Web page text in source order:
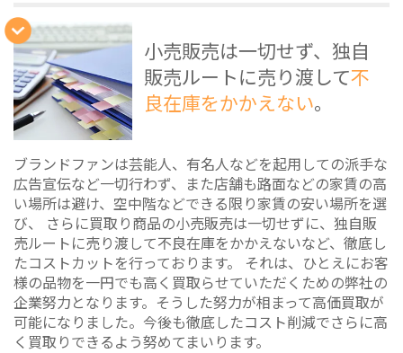
小売販売は一切せず、独自
販売ルートに売り渡して不
良在庫をかかえない。
ブランドファンは芸能人、有名人などを起用しての派手な
広告宣伝など一切行わず、また店舗も路面などの家賃の高
い場所は避け、空中階などできる限り家賃の安い場所を選
び、 さらに買取り商品の小売販売は一切せずに、独自販
売ルートに売り渡して不良在庫をかかえないなど、徹底し
たコストカットを行っております。 それは、ひとえにお客
様の品物を一円でも高く買取らせていただくための弊社の
企業努力となります。そうした努力が相まって高価買取が
可能になりました。今後も徹底したコスト削減でさらに高
く買取りできるよう努めてまいります。